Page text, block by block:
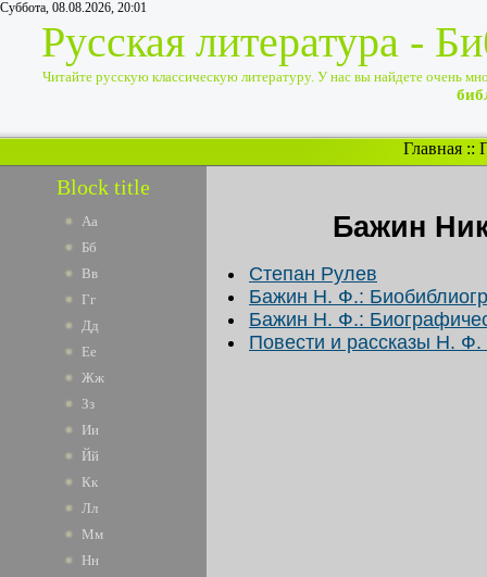
Суббота, 08.08.2026, 20:01
Русская литература -
Читайте русскую классическую литературу. У нас вы найдете очень
Главная ::
Block title
Аа
Бб
Вв
Гг
Дд
Ее
Жж
Зз
Ии
Йй
Кк
Лл
Мм
Нн
Бажин
Степан Рулев
Бажин Н. Ф.:
Бажин Н. Ф.:
Повести и рассказы Н.